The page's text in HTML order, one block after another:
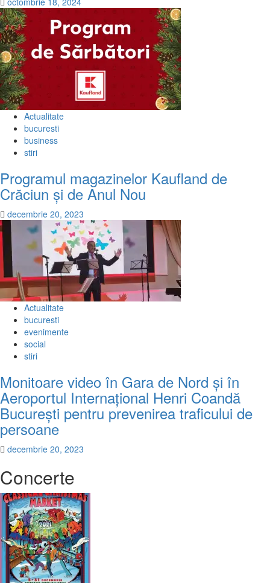
Actualitate
bucuresti
business
stiri
Programul magazinelor Kaufland de
Crăciun și de Anul Nou
decembrie 20, 2023
Actualitate
bucuresti
evenimente
social
stiri
Monitoare video în Gara de Nord și în
Aeroportul Internațional Henri Coandă
București pentru prevenirea traficului de
persoane
decembrie 20, 2023
Concerte